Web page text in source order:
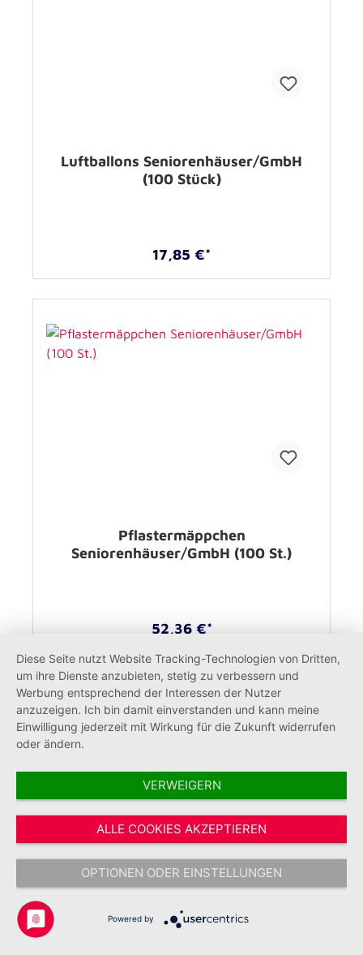
Luftballons Seniorenhäuser/GmbH
(100 Stück)
17,85 €*
Pflastermäppchen
Seniorenhäuser/GmbH (100 St.)
52,36 €*
Tischhusse für Stehtisch
"GmbH/Seniorenhäuser"
Diese Seite nutzt Website Tracking-Technologien von Dritten,
um ihre Dienste anzubieten, stetig zu verbessern und
Werbung entsprechend der Interessen der Nutzer
anzuzeigen. Ich bin damit einverstanden und kann meine
Einwilligung jederzeit mit Wirkung für die Zukunft widerrufen
oder ändern.
VERWEIGERN
ALLE COOKIES AKZEPTIEREN
OPTIONEN ODER EINSTELLUNGEN
Powered by